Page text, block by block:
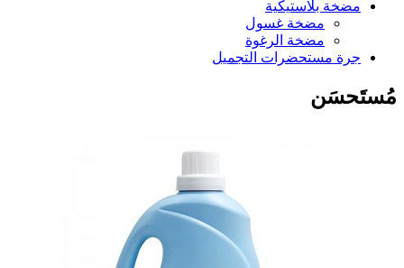
مضخة بلاستيكية
مضخة غسول
مضخة الرغوة
جرة مستحضرات التجميل
مُستَحسَن